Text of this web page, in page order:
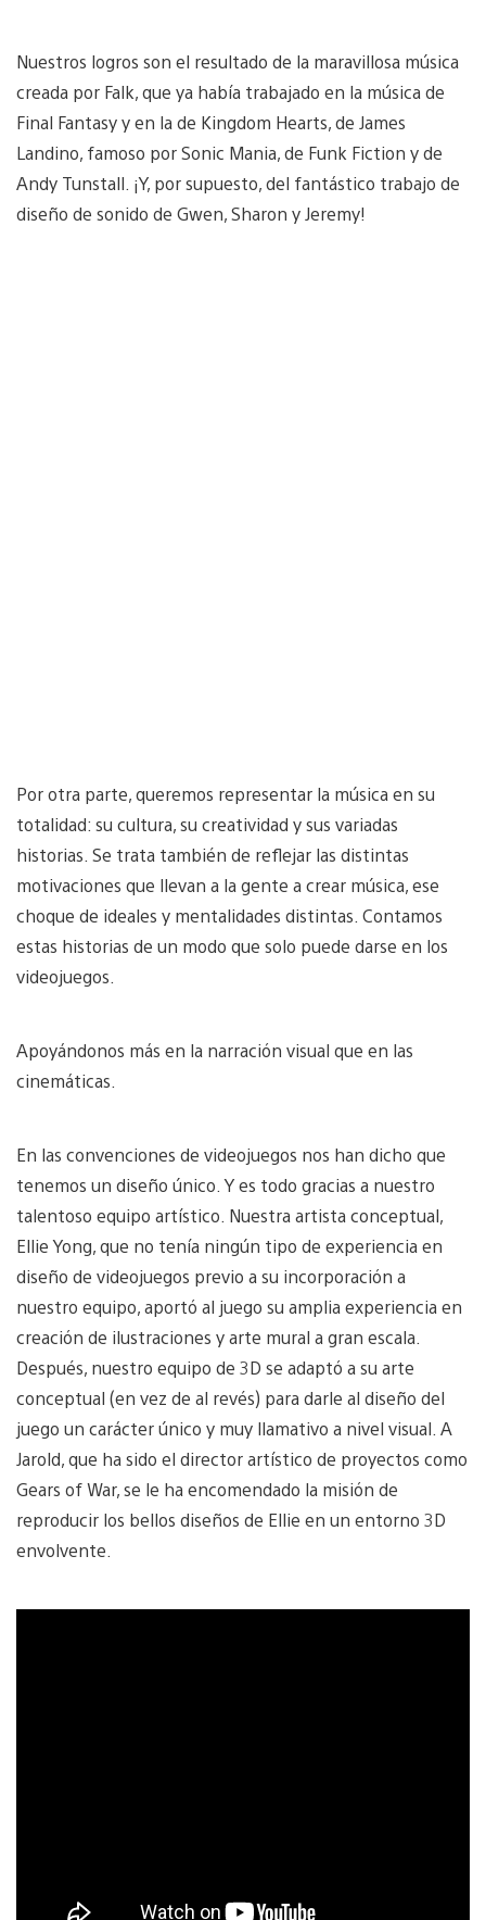
Nuestros logros son el resultado de la maravillosa música
creada por Falk, que ya había trabajado en la música de
Final Fantasy y en la de Kingdom Hearts, de James
Landino, famoso por Sonic Mania, de Funk Fiction y de
Andy Tunstall. ¡Y, por supuesto, del fantástico trabajo de
diseño de sonido de Gwen, Sharon y Jeremy!
Por otra parte, queremos representar la música en su
totalidad: su cultura, su creatividad y sus variadas
historias. Se trata también de reflejar las distintas
motivaciones que llevan a la gente a crear música, ese
choque de ideales y mentalidades distintas. Contamos
estas historias de un modo que solo puede darse en los
videojuegos.
Apoyándonos más en la narración visual que en las
cinemáticas.
En las convenciones de videojuegos nos han dicho que
tenemos un diseño único. Y es todo gracias a nuestro
talentoso equipo artístico. Nuestra artista conceptual,
Ellie Yong, que no tenía ningún tipo de experiencia en
diseño de videojuegos previo a su incorporación a
nuestro equipo, aportó al juego su amplia experiencia en
creación de ilustraciones y arte mural a gran escala.
Después, nuestro equipo de 3D se adaptó a su arte
conceptual (en vez de al revés) para darle al diseño del
juego un carácter único y muy llamativo a nivel visual. A
Jarold, que ha sido el director artístico de proyectos como
Gears of War, se le ha encomendado la misión de
reproducir los bellos diseños de Ellie en un entorno 3D
envolvente.